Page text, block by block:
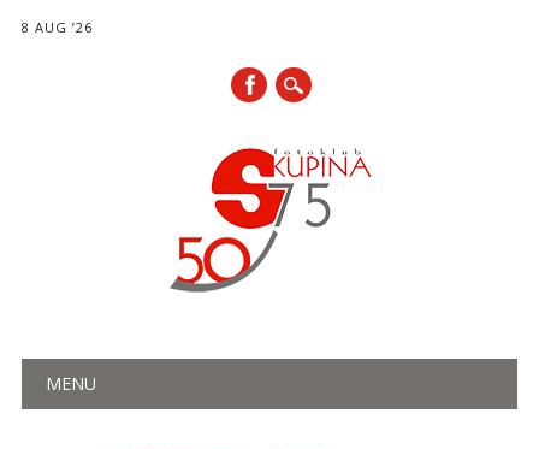
8 AUG ’26
Main menu
MENU